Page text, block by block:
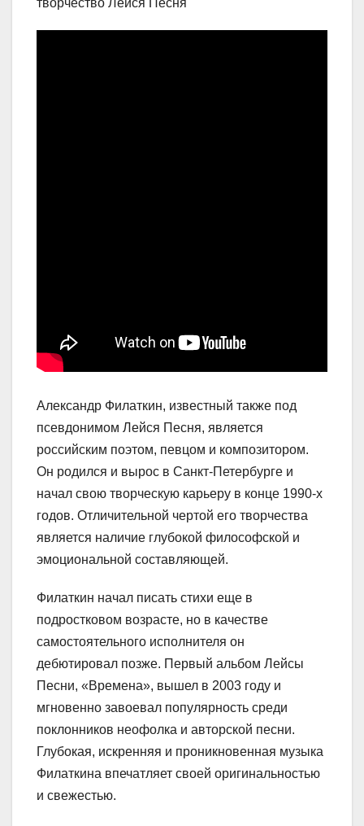
Александр Филаткин, известный также под
псевдонимом Лейся Песня, является
российским поэтом, певцом и композитором.
Он родился и вырос в Санкт-Петербурге и
начал свою творческую карьеру в конце 1990-х
годов. Отличительной чертой его творчества
является наличие глубокой философской и
эмоциональной составляющей.
Филаткин начал писать стихи еще в
подростковом возрасте, но в качестве
самостоятельного исполнителя он
дебютировал позже. Первый альбом Лейсы
Песни, «Времена», вышел в 2003 году и
мгновенно завоевал популярность среди
поклонников неофолка и авторской песни.
Глубокая, искренняя и проникновенная музыка
Филаткина впечатляет своей оригинальностью
и свежестью.